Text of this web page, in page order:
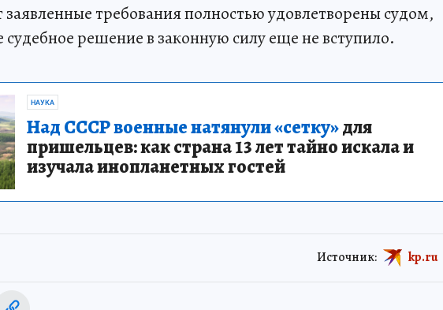
требования полностью удовлетворены судом,
судебное решение в законную силу еще не вступило.
НАУКА
Над СССР военные натянули «сетку»для
пришельцев: как страна 13 лет тайно искала и
изучала инопланетных гостей
Источник: kp.ru